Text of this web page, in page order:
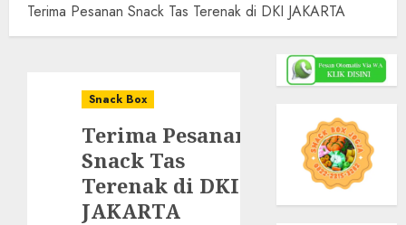
Terima Pesanan Snack Tas Terenak di DKI JAKARTA
Snack Box
Terima Pesanan
Snack Tas
Terenak di DKI
JAKARTA